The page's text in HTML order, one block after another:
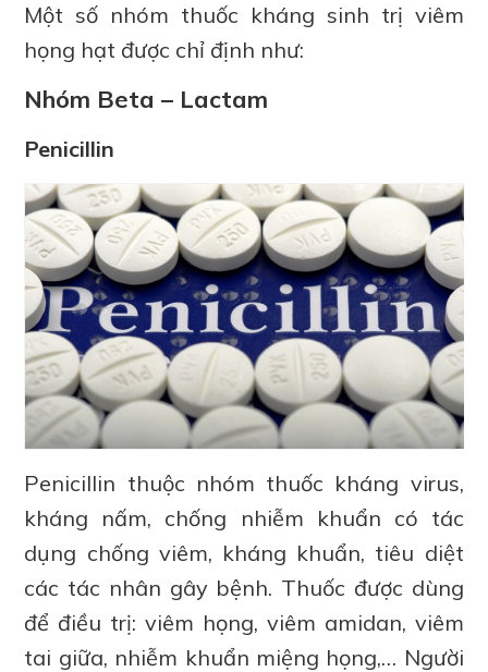
Một số nhóm thuốc kháng sinh trị viêm
họng hạt được chỉ định như:
Nhóm Beta – Lactam
Penicillin
Penicillin thuộc nhóm thuốc kháng virus,
kháng nấm, chống nhiễm khuẩn có tác
dụng chống viêm, kháng khuẩn, tiêu diệt
các tác nhân gây bệnh. Thuốc được dùng
để điều trị: viêm họng, viêm amidan, viêm
tai giữa, nhiễm khuẩn miệng họng,… Người